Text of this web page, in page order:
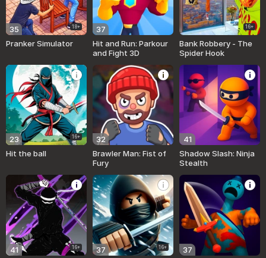
35 18+
Pranker Simulator
37
Hit and Run: Parkour
and Fight 3D
16+
Bank Robbery - The
Spider Hook
23 16+
Hit the ball
32
Brawler Man: Fist of
Fury
41
Shadow Slash: Ninja
Stealth
41 16+ 37 16+
37